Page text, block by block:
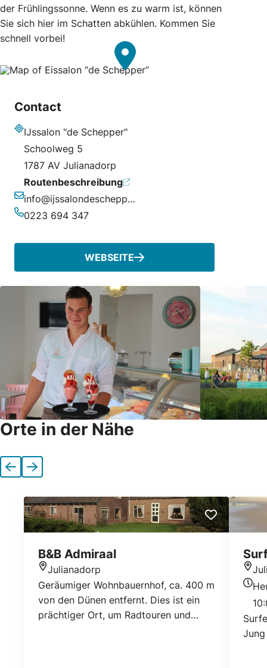
der Frühlingssonne. Wenn es zu warm ist, können
Sie sich hier im Schatten abkühlen. Kommen Sie
schnell vorbei!
Contact
IJssalon "de Schepper"
Schoolweg 5
1787 AV Julianadorp
Routenbeschreibung
E-Mail-Adresse
info@ijssalondeschepper.nl
0223 694 347
WEBSEITE
Orte in der Nähe
VorherigeNächste
B&B Admiraal
Julianadorp
Geräumiger Wohnbauernhof, ca. 400 m
von den Dünen entfernt. Dies ist ein
prächtiger Ort, um Radtouren und